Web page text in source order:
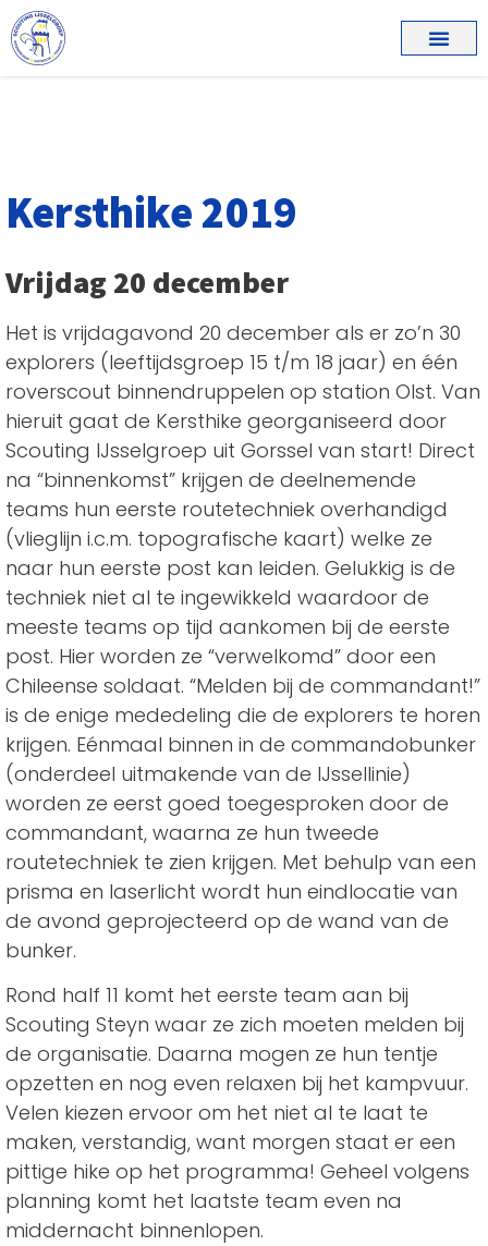
Kersthike 2019
Vrijdag 20 december
Het is vrijdagavond 20 december als er zo’n 30
explorers (leeftijdsgroep 15 t/m 18 jaar) en één
roverscout binnendruppelen op station Olst. Van
hieruit gaat de Kersthike georganiseerd door
Scouting IJsselgroep uit Gorssel van start! Direct
na “binnenkomst” krijgen de deelnemende
teams hun eerste routetechniek overhandigd
(vlieglijn i.c.m. topografische kaart) welke ze
naar hun eerste post kan leiden. Gelukkig is de
techniek niet al te ingewikkeld waardoor de
meeste teams op tijd aankomen bij de eerste
post. Hier worden ze “verwelkomd” door een
Chileense soldaat. “Melden bij de commandant!”
is de enige mededeling die de explorers te horen
krijgen. Eénmaal binnen in de commandobunker
(onderdeel uitmakende van de IJssellinie)
worden ze eerst goed toegesproken door de
commandant, waarna ze hun tweede
routetechniek te zien krijgen. Met behulp van een
prisma en laserlicht wordt hun eindlocatie van
de avond geprojecteerd op de wand van de
bunker.
Rond half 11 komt het eerste team aan bij
Scouting Steyn waar ze zich moeten melden bij
de organisatie. Daarna mogen ze hun tentje
opzetten en nog even relaxen bij het kampvuur.
Velen kiezen ervoor om het niet al te laat te
maken, verstandig, want morgen staat er een
pittige hike op het programma! Geheel volgens
planning komt het laatste team even na
middernacht binnenlopen.